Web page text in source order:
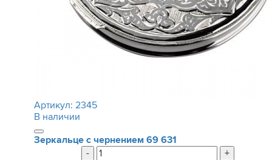
Артикул: 2345
В наличии
Зеркальце с чернением 69 631
-
+